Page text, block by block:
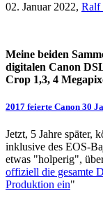
02. Januar 2022, Ralf
Meine beiden
digitalen Canon
Crop 1,3, 4
2017 feierte Canon 30
Jetzt, 5 Jahre später,
inklusive des EOS-
etwas "holperig",
offiziell die gesamte
Produktion ein"